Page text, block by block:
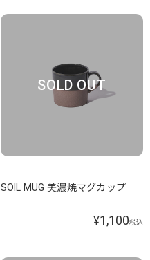
SOLD OUT
SOIL MUG 美濃焼マグカップ
¥1,100税込